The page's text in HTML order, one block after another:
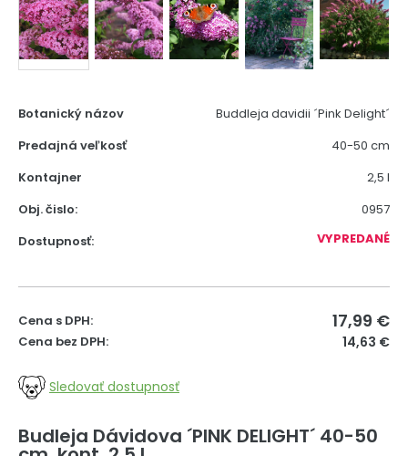
Botanický názov
Buddleja davidii ´Pink Delight´
Predajná veľkosť
40-50 cm
Kontajner
2,5 l
Obj. čislo:
0957
Dostupnosť:
VYPREDANÉ
Cena s DPH: 17,99 €
Cena bez DPH: 14,63 €
Sledovať dostupnosť
Budleja Dávidova ´PINK DELIGHT´ 40-50